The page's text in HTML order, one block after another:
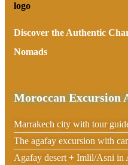
Discover the Authentic
Nomads
Moroccan Excursion
Marrakech city with tour
The agafay excursion with
Agafay desert + Imlil/Asni in